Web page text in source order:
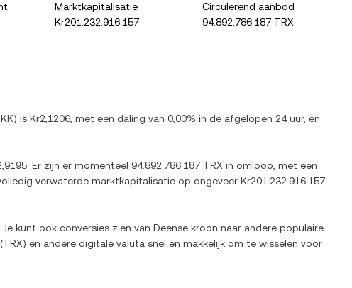
Marktkapitalisatie
Kr201.232.916.157
Circulerend aanbod
94.892.786.187 TRX
) is Kr2,1206 , met een daling van 0,00% in de afgelopen 24 uur, en
. Er zijn er momenteel 94.892.786.187 TRX in omloop, met een
verwaterde marktkapitalisatie op ongeveer Kr201.232.916.157
kunt ook conversies zien van Deense kroon naar andere populaire
(TRX) en andere digitale valuta snel en makkelijk om te wisselen voor